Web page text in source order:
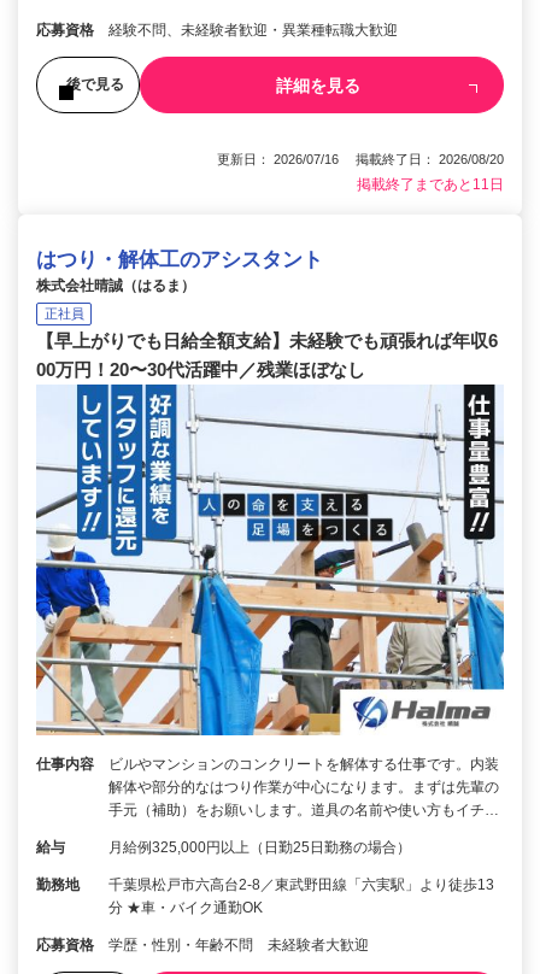
応募資格 経験不問、未経験者歓迎・異業種転職大歓迎
後で見る 詳細を見る
更新日： 2026/07/16 掲載終了日： 2026/08/20
掲載終了まであと11日
はつり・解体工のアシスタント
株式会社晴誠（はるま）
正社員
【早上がりでも日給全額支給】未経験でも頑張れば年収6
00万円！20〜30代活躍中／残業ほぼなし
仕事内容
ビルやマンションのコンクリートを解体する仕事です。内装
解体や部分的なはつり作業が中心になります。まずは先輩の
手元（補助）をお願いします。道具の名前や使い方もイチ…
給与 月給例325,000円以上（日勤25日勤務の場合）
勤務地
千葉県松戸市六高台2-8／東武野田線「六実駅」より徒歩13
分 ★車・バイク通勤OK
応募資格 学歴・性別・年齢不問 未経験者大歓迎